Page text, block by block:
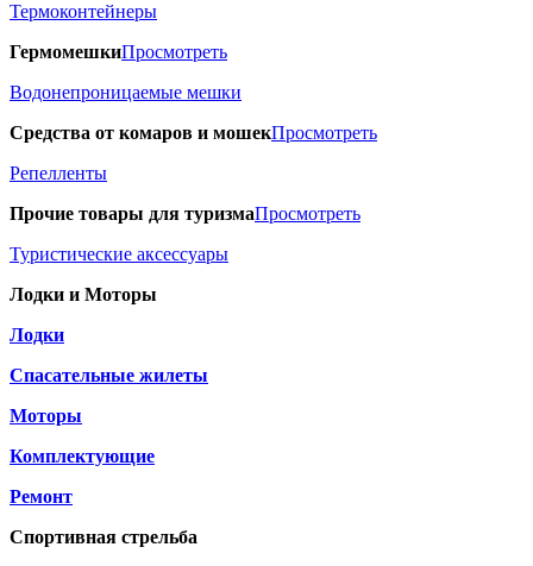
Термоконтейнеры
ГермомешкиПросмотреть
Водонепроницаемые мешки
Средства от комаров и мошекПросмотреть
Репелленты
Прочие товары для туризмаПросмотреть
Туристические аксессуары
Лодки и Моторы
Лодки
Спасательные жилеты
Моторы
Комплектующие
Ремонт
Спортивная стрельба